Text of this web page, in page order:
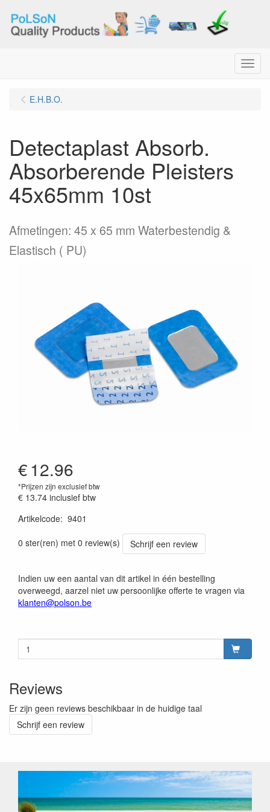
Menu
E.H.B.O.
Detectaplast Absorb.
Absorberende Pleisters
45x65mm 10st
Afmetingen: 45 x 65 mm Waterbestendig &
Elastisch ( PU)
€12.96
*Prijzen zijn exclusief btw
€ 13.74 inclusief btw
Artikelcode: 9401
0 ster(ren) met 0 review(s)
Schrijf een review
Indien uw een aantal van dit artikel in één bestelling
overweegd, aarzel niet uw persoonlijke offerte te vragen via
klanten@polson.be
Reviews
Er zijn geen reviews beschikbaar in de huidige taal
Schrijf een review